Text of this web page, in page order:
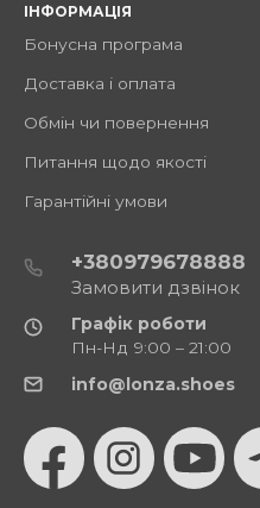
ІНФОРМАЦІЯ
Бонусна програма
Доставка і оплата
Обмін чи повернення
Питання щодо якості
Гарантійні умови
+380979678888
Замовити дзвінок
Графік роботи
Пн-Нд 9:00 – 21:00
info@lonza.shoes